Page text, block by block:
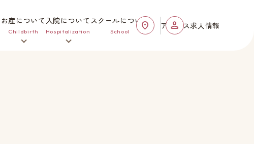
お産について
Childbirth
入院について
Hospitalization
スクールについて
School
アクセス求人情報